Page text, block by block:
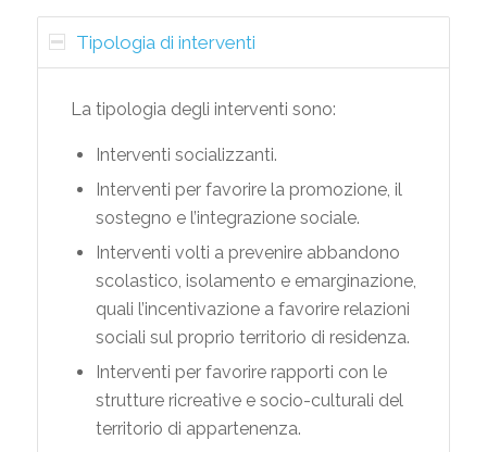
Tipologia di interventi
La tipologia degli interventi sono:
Interventi socializzanti.
Interventi per favorire la promozione, il
sostegno e l’integrazione sociale.
Interventi volti a prevenire abbandono
scolastico, isolamento e emarginazione,
quali l’incentivazione a favorire relazioni
sociali sul proprio territorio di residenza.
Interventi per favorire rapporti con le
strutture ricreative e socio-culturali del
territorio di appartenenza.